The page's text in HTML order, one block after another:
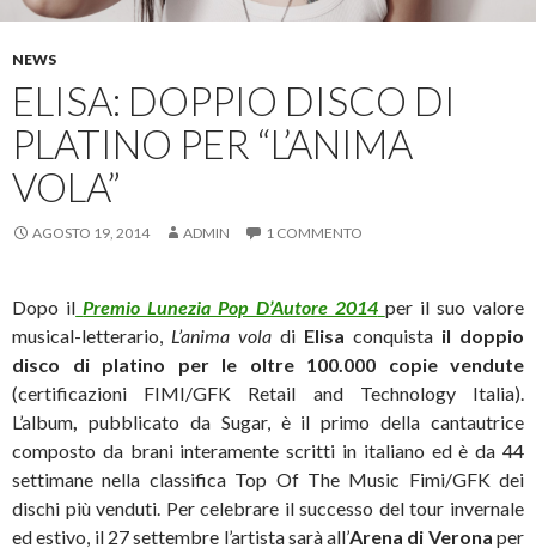
NEWS
ELISA: DOPPIO DISCO DI
PLATINO PER “L’ANIMA
VOLA”
AGOSTO 19, 2014 ADMIN 1 COMMENTO
Dopo il Premio Lunezia Pop D’Autore 2014 per il suo valore
musical-letterario, L’anima vola di Elisa conquista il doppio
disco di platino per le oltre 100.000 copie vendute
(certificazioni FIMI/GFK Retail and Technology Italia).
L’album
pubblicato da Sugar, è il primo della cantautrice
composto da brani interamente scritti in italiano ed è da 44
settimane nella classifica Top Of The Music Fimi/GFK dei
dischi più venduti. Per celebrare il successo del tour invernale
ed estivo, il 27 settembre l’artista sarà all’Arena di Verona per